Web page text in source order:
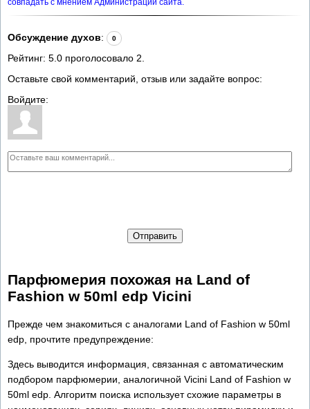
Обсуждение духов: 0
Рейтинг: 5.0 проголосовало 2
Оставьте свой комментарий, отзыв или задайте вопрос:
Войдите:
Отправить
Парфюмерия похожая на Land of
Fashion w 50ml edp Vicini
Прежде чем знакомиться с аналогами Land of Fashion w 50ml
edp, прочтите предупреждение:
Здесь выводится информация, связанная с автоматическим
подбором парфюмерии, аналогичной Vicini Land of Fashion w
50ml edp. Алгоритм поиска использует схожие параметры в